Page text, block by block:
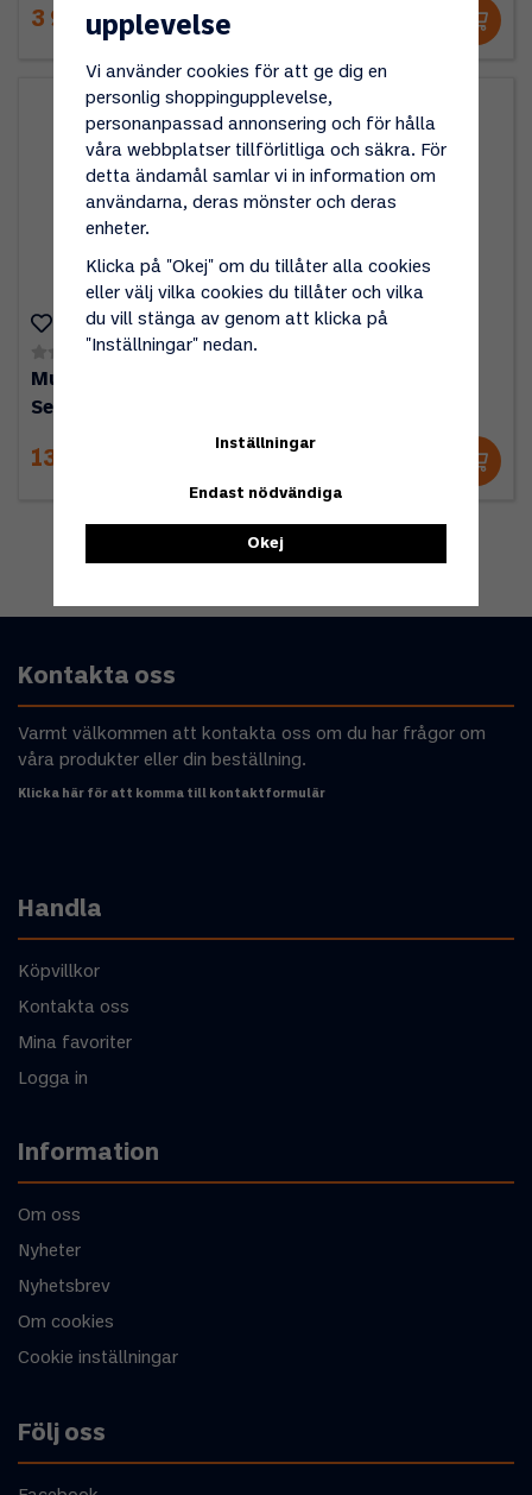
3 995 kr
(0)
Muurikka Stekhälls
Set 100LL
13 495 kr
Kontakta oss
Varmt välkommen att kontakta oss om du har frågor om
våra produkter eller din beställning.
Klicka här för att komma till kontaktformulär
Handla
Köpvillkor
Kontakta oss
Mina favoriter
Logga in
Information
Om oss
Nyheter
Nyhetsbrev
Om cookies
Cookie inställningar
Följ oss
upplevelse
Vi använder cookies för att ge dig en
personlig shoppingupplevelse,
personanpassad annonsering och för hålla
våra webbplatser tillförlitliga och säkra. För
detta ändamål samlar vi in information om
användarna, deras mönster och deras
enheter.
Klicka på "Okej" om du tillåter alla cookies
eller välj vilka cookies du tillåter och vilka
du vill stänga av genom att klicka på
"Inställningar" nedan.
Inställningar
Endast nödvändiga
Okej